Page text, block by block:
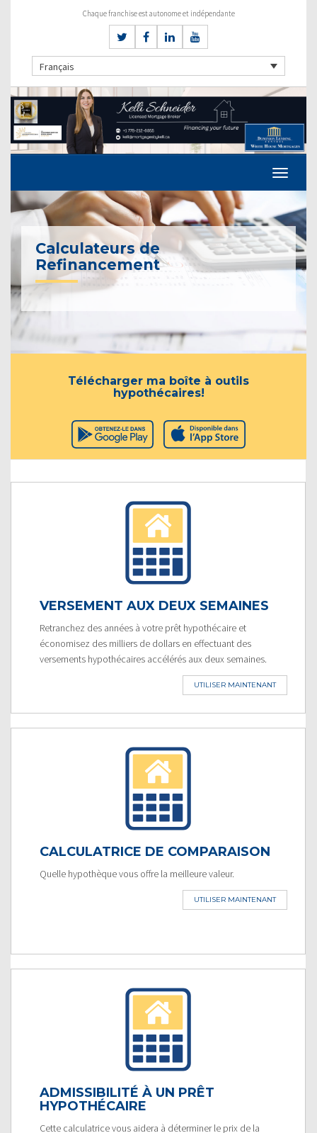
Chaque franchise est autonome et indépendante
Français
Calculateurs de
Refinancement
Télécharger ma boîte à outils
hypothécaires!
VERSEMENT AUX DEUX SEMAINES
Retranchez des années à votre prêt hypothécaire et
économisez des milliers de dollars en effectuant des
versements hypothécaires accélérés aux deux semaines.
UTILISER MAINTENANT
CALCULATRICE DE COMPARAISON
Quelle hypothèque vous offre la meilleure valeur.
UTILISER MAINTENANT
ADMISSIBILITÉ À UN PRÊT
HYPOTHÉCAIRE
Cette calculatrice vous aidera à déterminer le prix de la